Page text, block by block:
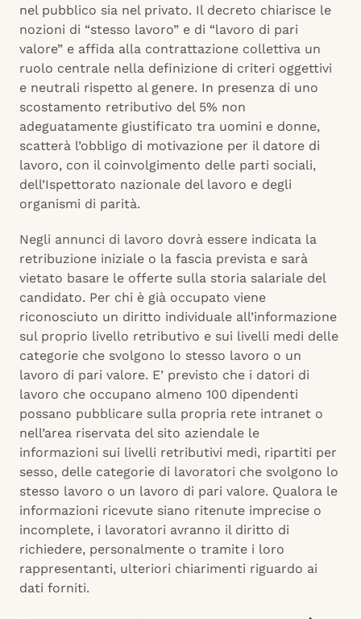
nel pubblico sia nel privato. Il decreto chiarisce le
nozioni di “stesso lavoro” e di “lavoro di pari
valore” e affida alla contrattazione collettiva un
ruolo centrale nella definizione di criteri oggettivi
e neutrali rispetto al genere. In presenza di uno
scostamento retributivo del 5% non
adeguatamente giustificato tra uomini e donne,
scatterà l’obbligo di motivazione per il datore di
lavoro, con il coinvolgimento delle parti sociali,
dell’Ispettorato nazionale del lavoro e degli
organismi di parità.
Negli annunci di lavoro dovrà essere indicata la
retribuzione iniziale o la fascia prevista e sarà
vietato basare le offerte sulla storia salariale del
candidato. Per chi è già occupato viene
riconosciuto un diritto individuale all’informazione
sul proprio livello retributivo e sui livelli medi delle
categorie che svolgono lo stesso lavoro o un
lavoro di pari valore. E’ previsto che i datori di
lavoro che occupano almeno 100 dipendenti
possano pubblicare sulla propria rete intranet o
nell’area riservata del sito aziendale le
informazioni sui livelli retributivi medi, ripartiti per
sesso, delle categorie di lavoratori che svolgono lo
stesso lavoro o un lavoro di pari valore. Qualora le
informazioni ricevute siano ritenute imprecise o
incomplete, i lavoratori avranno il diritto di
richiedere, personalmente o tramite i loro
rappresentanti, ulteriori chiarimenti riguardo ai
dati forniti.